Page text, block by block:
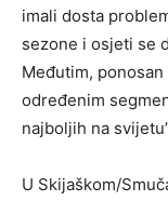
imali dosta
sezone i osjeti se
Međutim,
određenim
najboljih na
U Skijaškom/